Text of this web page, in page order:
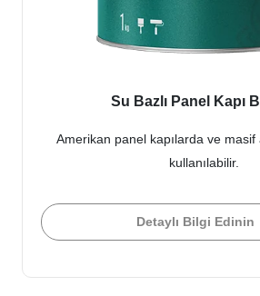
Su Bazlı Panel Kapı
Amerikan panel kapılarda ve masif
kullanılabilir.
Detaylı Bilgi Edinin